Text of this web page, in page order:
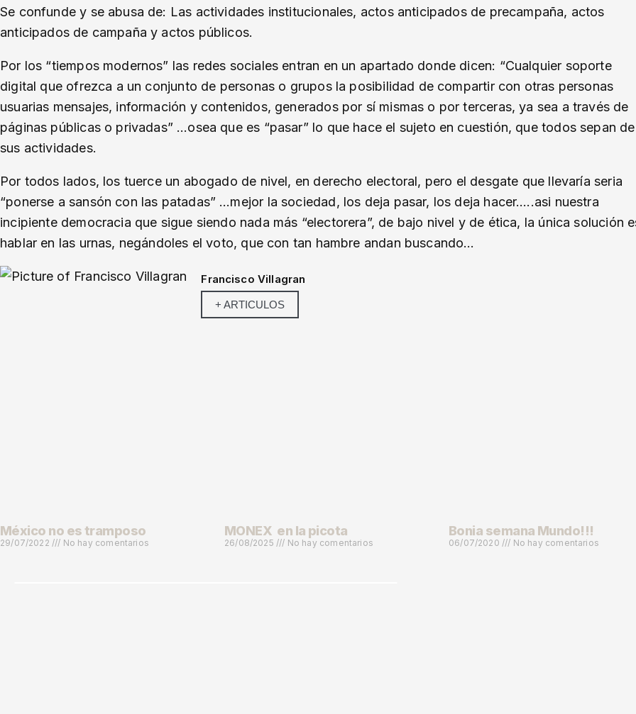
Se confunde y se abusa de: Las actividades institucionales, actos anticipados de precampaña, actos
anticipados de campaña y actos públicos.
Por los “tiempos modernos” las redes sociales entran en un apartado donde dicen: “Cualquier soporte
digital que ofrezca a un conjunto de personas o grupos la posibilidad de compartir con otras personas
usuarias mensajes, información y contenidos, generados por sí mismas o por terceras, ya sea a través de
páginas públicas o privadas” …osea que es “pasar” lo que hace el sujeto en cuestión, que todos sepan de
sus actividades.
Por todos lados, los tuerce un abogado de nivel, en derecho electoral, pero el desgate que llevaría seria
“ponerse a sansón con las patadas” …mejor la sociedad, los deja pasar, los deja hacer…..asi nuestra
incipiente democracia que sigue siendo nada más “electorera”, de bajo nivel y de ética, la única solución
hablar en las urnas, negándoles el voto, que con tan hambre andan buscando…
Francisco Villagran
+ ARTICULOS
México no es tramposo
29/07/2022 No hay comentarios
MONEX en la picota
26/08/2025 No hay comentarios
Bonia semana Mundo!!!
06/07/2020 No hay comentarios